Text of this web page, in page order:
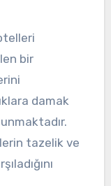
bir
damak
tazelik ve